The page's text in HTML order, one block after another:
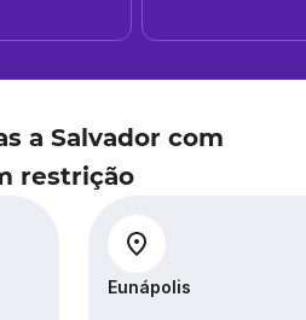
a Salvador com
restrição
Eunápolis